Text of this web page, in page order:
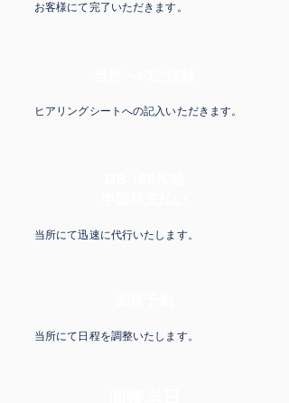
お客様にて完了いただきます。
ヒアリングシートへの記入いただきます。
当所にて迅速に代行いたします。
当所にて日程を調整いたします。